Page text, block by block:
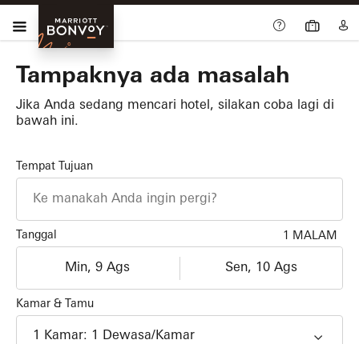
Skip Main Navigation
Tidak bisa
Marriott
Bonvoy
Tampaknya ada masalah
Jika Anda sedang mencari hotel, silakan coba lagi di
bawah ini.
Tempat Tujuan
Tanggal 1 MALAM
Check-in
dd/MM/yy
Check-out
dd/MM/yy
Kamar & Tamu
1 Kamar: 1 Dewasa/Kamar